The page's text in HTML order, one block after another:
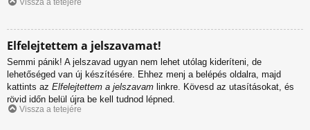
Vissza a tetejére
Elfelejtettem a jelszavamat!
Semmi pánik! A jelszavad ugyan nem lehet utólag kideríteni, de
lehetőséged van új készítésére. Ehhez menj a belépés oldalra, majd
kattints az Elfelejtettem a jelszavam linkre. Kövesd az utasításokat, és
rövid időn belül újra be kell tudnod lépned.
Vissza a tetejére